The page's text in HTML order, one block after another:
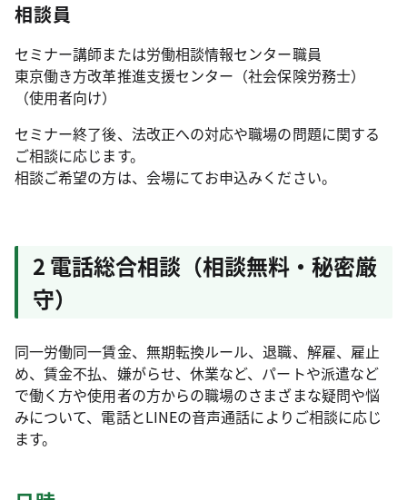
相談員
セミナー講師または労働相談情報センター職員
東京働き方改革推進支援センター（社会保険労務士）
（使用者向け）
セミナー終了後、法改正への対応や職場の問題に関する
ご相談に応じます。
相談ご希望の方は、会場にてお申込みください。
2 電話総合相談（相談無料・秘密厳
守）
同一労働同一賃金、無期転換ルール、退職、解雇、雇止
め、賃金不払、嫌がらせ、休業など、パートや派遣など
で働く方や使用者の方からの職場のさまざまな疑問や悩
みについて、電話とLINEの音声通話によりご相談に応じ
ます。